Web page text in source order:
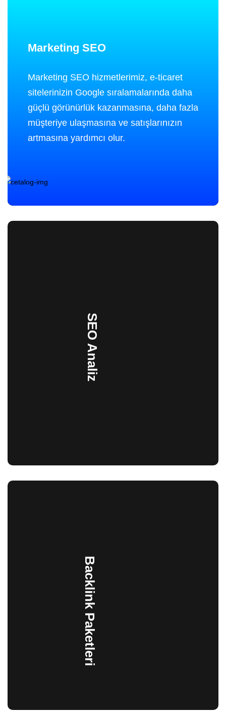
Marketing SEO
Marketing SEO hizmetlerimiz, e-ticaret
sitelerinizin Google sıralamalarında daha
güçlü görünürlük kazanmasına, daha fazla
müşteriye ulaşmasına ve satışlarınızın
artmasına yardımcı olur.
SEO Analiz
Backlink Paketleri